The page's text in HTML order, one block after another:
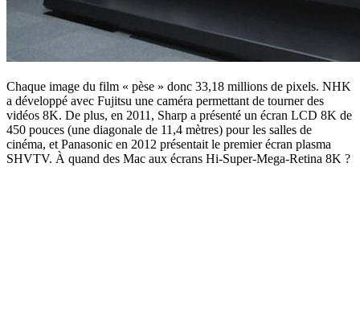
Chaque image du film « pèse » donc 33,18 millions de pixels. NHK
a développé avec Fujitsu une caméra permettant de tourner des
vidéos 8K. De plus, en 2011, Sharp a présenté un écran LCD 8K de
450 pouces (une diagonale de 11,4 mètres) pour les salles de
cinéma, et Panasonic en 2012 présentait le premier écran plasma
SHVTV. À quand des Mac aux écrans Hi-Super-Mega-Retina 8K ?